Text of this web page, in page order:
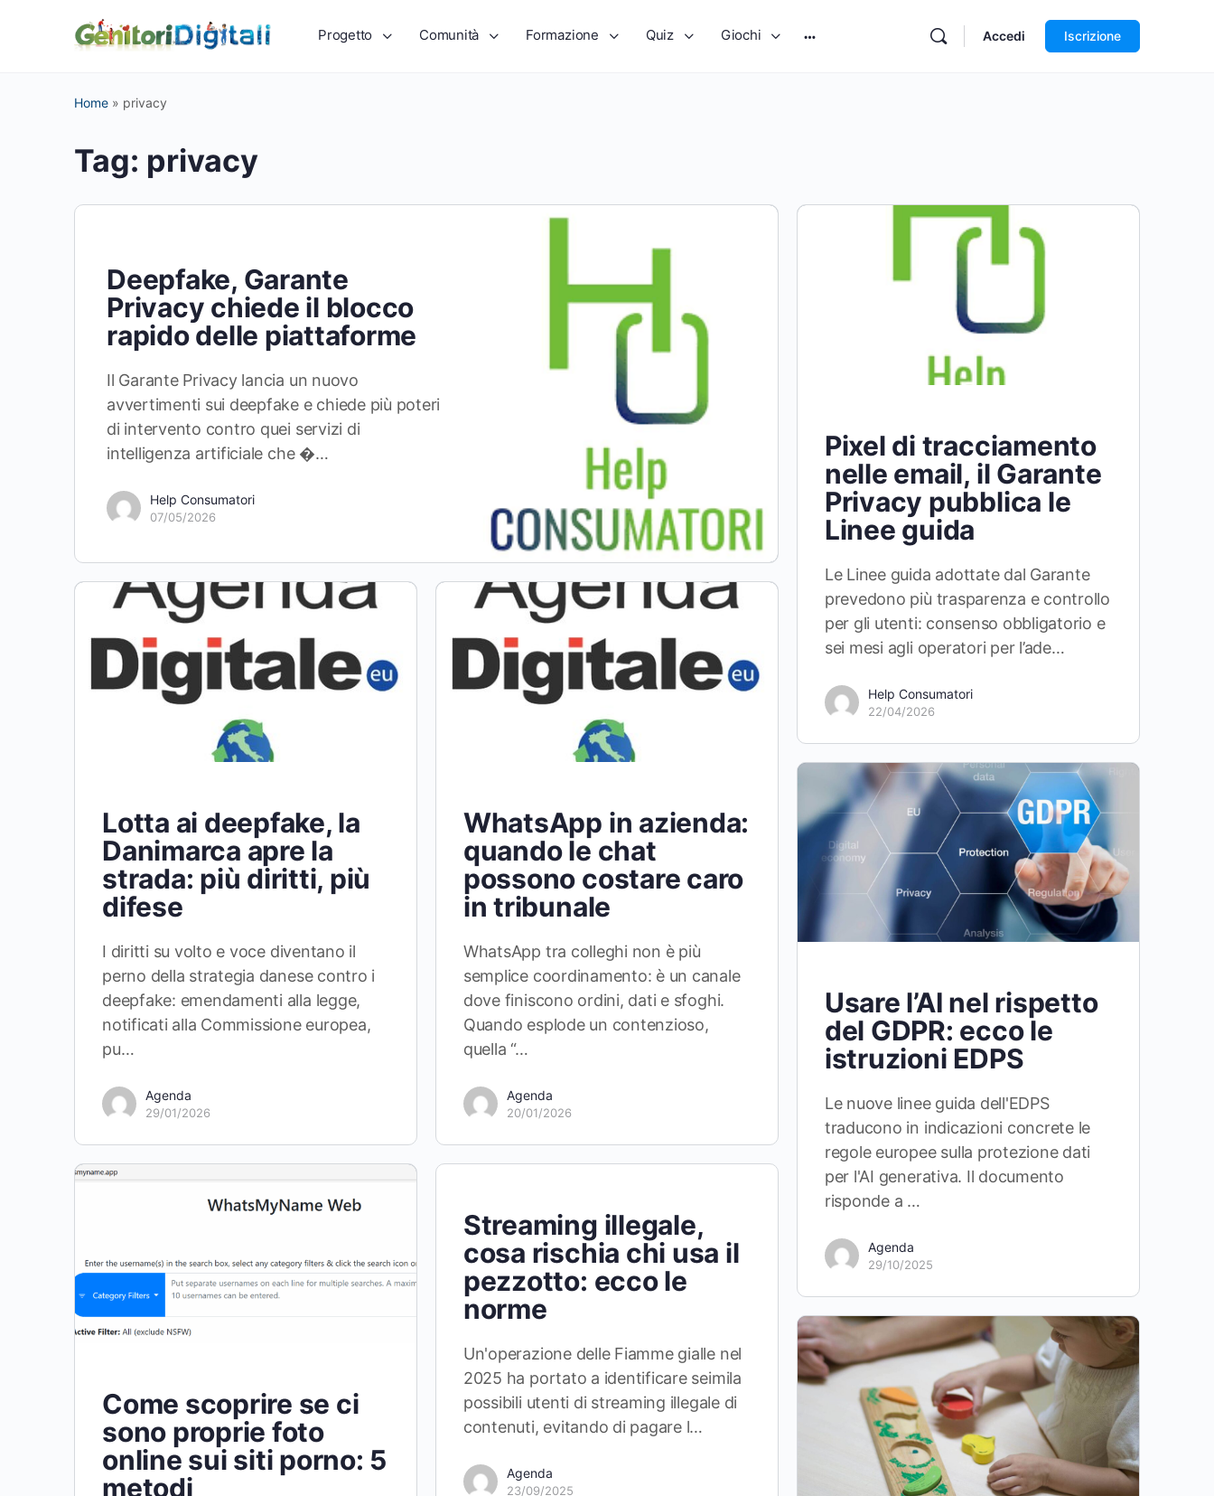
Progetto Comunità Formazione Quiz Giochi Accedi Iscrizione
Home » privacy
Tag: privacy
Deepfake, Garante
Privacy chiede il blocco
rapido delle piattaforme
Il Garante Privacy lancia un nuovo
avvertimenti sui deepfake e chiede più poteri
di intervento contro quei servizi di
intelligenza artificiale che �…
Help Consumatori
07/05/2026
Pixel di tracciamento
nelle email, il Garante
Privacy pubblica le
Linee guida
Le Linee guida adottate dal Garante
prevedono più trasparenza e controllo
per gli utenti: consenso obbligatorio e
sei mesi agli operatori per l’ade…
Help Consumatori
22/04/2026
Lotta ai deepfake, la
Danimarca apre la
strada: più diritti, più
difese
I diritti su volto e voce diventano il
perno della strategia danese contro i
deepfake: emendamenti alla legge,
notificati alla Commissione europea,
pu…
Agenda
29/01/2026
WhatsApp in azienda:
quando le chat
possono costare caro
in tribunale
WhatsApp tra colleghi non è più
semplice coordinamento: è un canale
dove finiscono ordini, dati e sfoghi.
Quando esplode un contenzioso,
quella “…
Agenda
20/01/2026
Usare l’AI nel rispetto
del GDPR: ecco le
istruzioni EDPS
Le nuove linee guida dell'EDPS
traducono in indicazioni concrete le
regole europee sulla protezione dati
per l'AI generativa. Il documento
risponde a …
Agenda
29/10/2025
Come scoprire se ci
sono proprie foto
online sui siti porno: 5
metodi
Streaming illegale,
cosa rischia chi usa il
pezzotto: ecco le
norme
Un'operazione delle Fiamme gialle nel
2025 ha portato a identificare seimila
possibili utenti di streaming illegale di
contenuti, evitando di pagare l…
Agenda
23/09/2025